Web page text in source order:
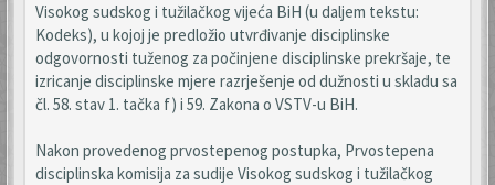
Visokog sudskog i tužilačkog vijeća BiH (u daljem tekstu:
Kodeks), u kojoj je predložio utvrđivanje disciplinske
odgovornosti tuženog za počinjene disciplinske prekršaje, te
izricanje disciplinske mjere razrješenje od dužnosti u skladu sa
čl. 58. stav 1. tačka f) i 59. Zakona o VSTV-u BiH.
Nakon provedenog prvostepenog postupka, Prvostepena
disciplinska komisija za sudije Visokog sudskog i tužilačkog